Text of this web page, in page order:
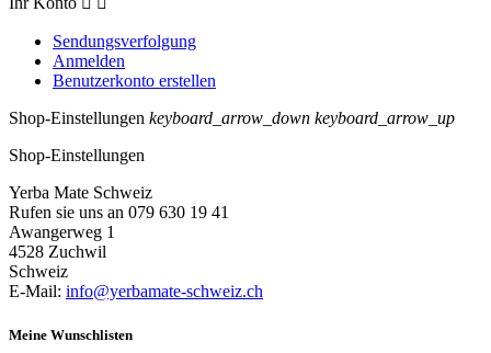
Sendungsverfolgung
Anmelden
Benutzerkonto erstellen
Shop-Einstellungen keyboard_arrow_down keyboard_arrow_up
Shop-Einstellungen
Yerba Mate Schweiz
Rufen sie uns an 079 630 19 41
Awangerweg 1
4528 Zuchwil
Schweiz
E-Mail: info@yerbamate-schweiz.ch
Meine Wunschlisten